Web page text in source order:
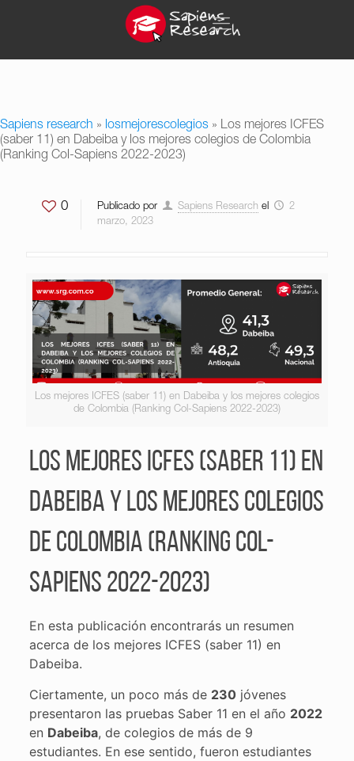
Sapiens research » losmejorescolegios » Los mejores ICFES
(saber 11) en Dabeiba y los mejores colegios de Colombia
(Ranking Col-Sapiens 2022-2023)
0 Publicado por Sapiens Research el
2
marzo, 2023
Los mejores ICFES (saber 11) en Dabeiba y los mejores colegios
de Colombia (Ranking Col-Sapiens 2022-2023)
Los mejores ICFES (saber 11) en
Dabeiba y los mejores colegios
de Colombia (Ranking Col-
Sapiens 2022-2023)
En esta publicación encontrarás un resumen
acerca de los mejores ICFES (saber 11) en
Dabeiba.
Ciertamente, un poco más de 230jóvenes
presentaron las pruebas Saber 11 en el año 2022
en Dabeiba, de colegios de más de 9
estudiantes. En ese sentido, fueron estudiantes